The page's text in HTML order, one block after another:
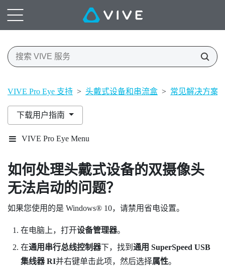
VIVE Pro Eye 支持 > 头戴式设备和串流盒 > 常见解决方案
下载用户指南
VIVE Pro Eye Menu
如何处理头戴式设备的双摄像头
无法启动的问题？
如果您使用的是 Windows® 10，请禁用省电设置。
在电脑上，打开设备管理器。
在通用串行总线控制器下，找到 通用 SuperSpeed USB
集线器 RI并右键单击此项，然后选择属性。